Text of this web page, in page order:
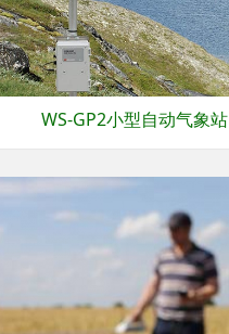
WS-GP2小型自动气象站